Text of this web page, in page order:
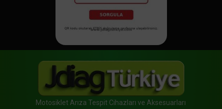
Motosiklet Arıza Tespit Cihazları ve Aksesuarları